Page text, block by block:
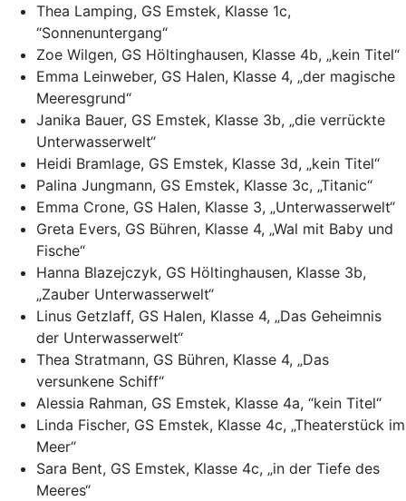
Thea Lamping, GS Emstek, Klasse 1c,
“Sonnenuntergang“
Zoe Wilgen, GS Höltinghausen, Klasse 4b, „kein Titel“
Emma Leinweber, GS Halen, Klasse 4, „der magische
Meeresgrund“
Janika Bauer, GS Emstek, Klasse 3b, „die verrückte
Unterwasserwelt“
Heidi Bramlage, GS Emstek, Klasse 3d, „kein Titel“
Palina Jungmann, GS Emstek, Klasse 3c, „Titanic“
Emma Crone, GS Halen, Klasse 3, „Unterwasserwelt“
Greta Evers, GS Bühren, Klasse 4, „Wal mit Baby und
Fische“
Hanna Blazejczyk, GS Höltinghausen, Klasse 3b,
„Zauber Unterwasserwelt“
Linus Getzlaff, GS Halen, Klasse 4, „Das Geheimnis
der Unterwasserwelt“
Thea Stratmann, GS Bühren, Klasse 4, „Das
versunkene Schiff“
Alessia Rahman, GS Emstek, Klasse 4a, “kein Titel“
Linda Fischer, GS Emstek, Klasse 4c, „Theaterstück im
Meer“
Sara Bent, GS Emstek, Klasse 4c, „in der Tiefe des
Meeres“